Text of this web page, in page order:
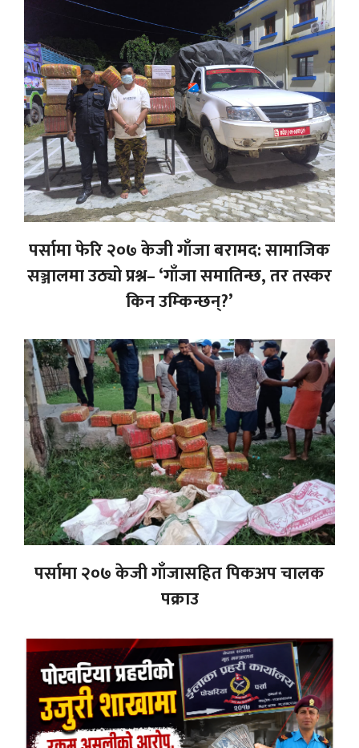
पर्सामा फेरि २०७ केजी गाँजा बरामद: सामाजिक
सञ्जालमा उठ्यो प्रश्न– ‘गाँजा समातिन्छ, तर तस्कर
किन उम्किन्छन्?’
पर्सामा २०७ केजी गाँजासहित पिकअप चालक
पक्राउ